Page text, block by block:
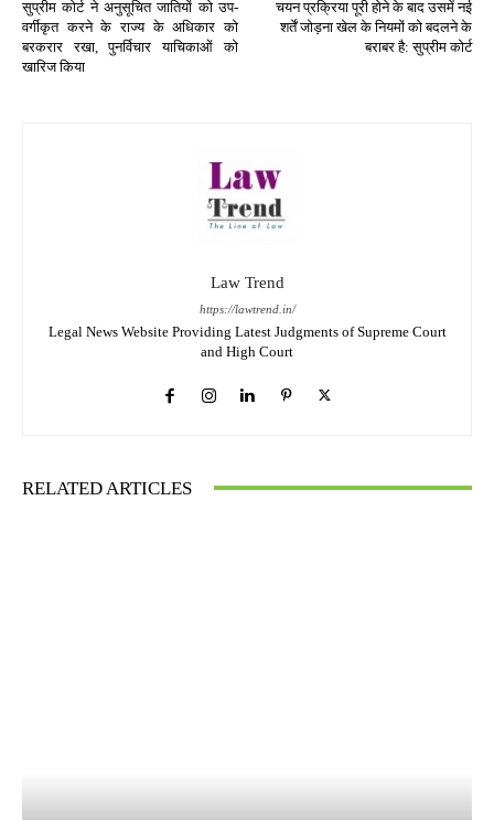
सुप्रीम कोर्ट ने अनुसूचित जातियों को उप-
वर्गीकृत करने के राज्य के अधिकार को
बरकरार रखा, पुनर्विचार याचिकाओं को
खारिज किया
चयन प्रक्रिया पूरी होने के बाद उसमें नई
शर्तें जोड़ना खेल के नियमों को बदलने के
बराबर है: सुप्रीम कोर्ट
Law Trend
https://lawtrend.in/
Legal News Website Providing Latest Judgments of Supreme Court
and High Court
RELATED ARTICLES